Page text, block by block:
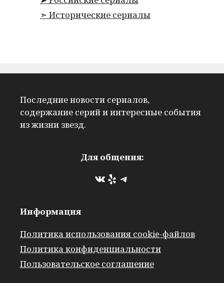
➣ Исторические сериалы
Последние новости сериалов,
содержание серий и интересные события
из жизни звезд.
Для общения:
ВКонтакте
YelpTelegram
Информация
Политика использования cookie-файлов
Политика конфиденциальности
Пользовательское соглашение